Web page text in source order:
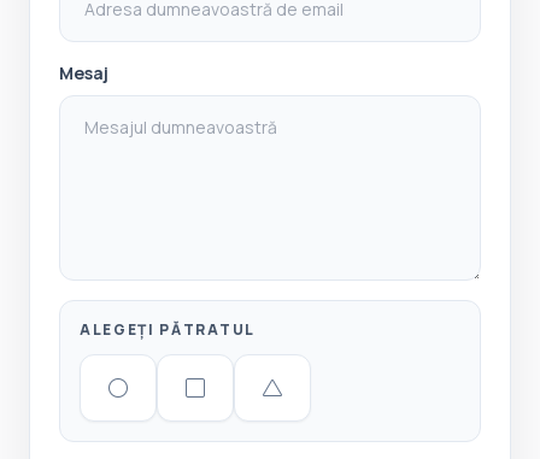
Mesaj
ALEGEȚI PĂTRATUL
Cerc Pătrat Triunghi